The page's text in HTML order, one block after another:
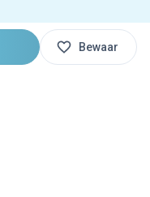
Bewaar